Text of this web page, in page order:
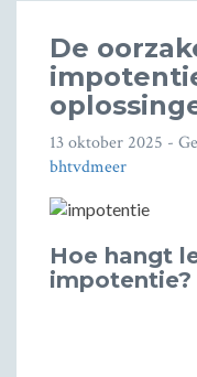
De
13 oktober 2025 -
bhtvdmeer
Hoe hangt
impotentie?